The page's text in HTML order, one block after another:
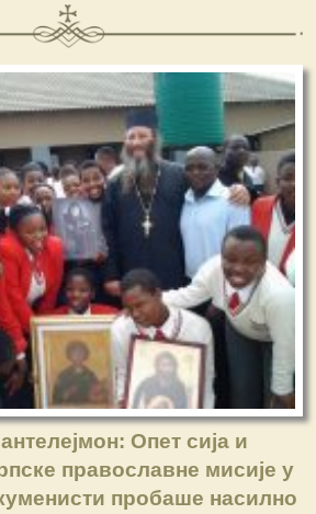
Опет сија и
православне мисије у
пробаше насилно